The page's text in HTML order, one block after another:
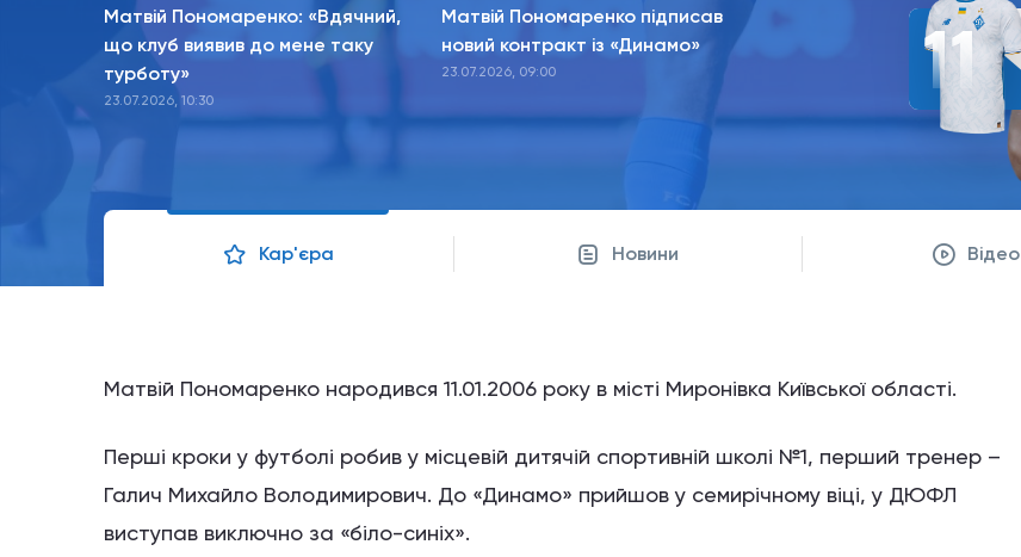
Матвій Пономаренко: «Вдячний,
що клуб виявив до мене таку
турботу»
23.07.2026, 10:30
Матвій Пономаренко підписав
новий контракт із «Динамо»
23.07.2026, 09:00 11
Кар'єра Новини Відео
Матвій Пономаренко народився 11.01.2006 року в місті Миронівка Київської області.
Перші кроки у футболі робив у місцевій дитячій спортивній школі №1, перший тренер –
Галич Михайло Володимирович. До «Динамо» прийшов у семирічному віці, у ДЮФЛ
виступав виключно за «біло-синіх».